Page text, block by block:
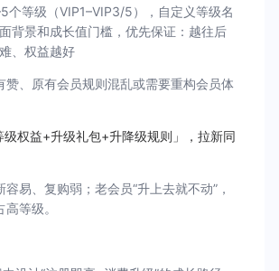
个等级（VIP1–VIP3/5），自定义等级名
背景和成长值门槛，优先保证：越往后
、权益越好
赞、原有会员规则混乱或需要重构会员体
级权益+升级礼包+升降级规则」，拉新同
容易、复购弱；老会员“升上去就不动”，
等级。